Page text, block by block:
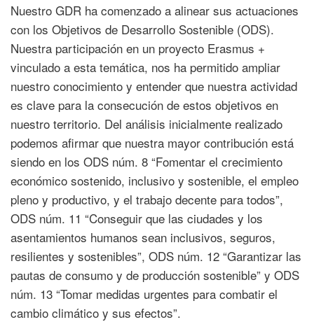
Nuestro GDR ha comenzado a alinear sus actuaciones
con los Objetivos de Desarrollo Sostenible (ODS).
Nuestra participación en un proyecto Erasmus +
vinculado a esta temática, nos ha permitido ampliar
nuestro conocimiento y entender que nuestra actividad
es clave para la consecución de estos objetivos en
nuestro territorio. Del análisis inicialmente realizado
podemos afirmar que nuestra mayor contribución está
siendo en los ODS núm. 8 “Fomentar el crecimiento
económico sostenido, inclusivo y sostenible, el empleo
pleno y productivo, y el trabajo decente para todos”,
ODS núm. 11 “Conseguir que las ciudades y los
asentamientos humanos sean inclusivos, seguros,
resilientes y sostenibles”, ODS núm. 12 “Garantizar las
pautas de consumo y de producción sostenible” y ODS
núm. 13 “Tomar medidas urgentes para combatir el
cambio climático y sus efectos”.